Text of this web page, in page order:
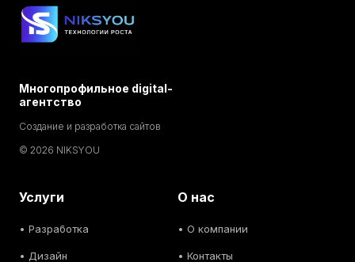
Многопрофильное digital-
агентство
Создание и разработка сайтов
© 2026 NIKSYOU
Услуги
• Разработка
• Дизайн
О нас
• О компании
• Контакты